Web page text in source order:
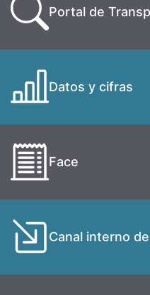
Portal de
Datos y cifras
Face
Canal interno